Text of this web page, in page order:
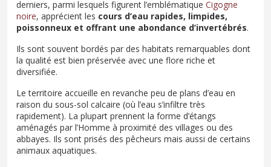
derniers, parmi lesquels figurent l’emblématique Cigogne
noire, apprécient les cours d’eau rapides, limpides,
poissonneux et offrant une abondance d’invertébrés.
Ils sont souvent bordés par des habitats remarquables dont
la qualité est bien préservée avec une flore riche et
diversifiée.
Le territoire accueille en revanche peu de plans d’eau en
raison du sous-sol calcaire (où l’eau s’infiltre très
rapidement). La plupart prennent la forme d’étangs
aménagés par l’Homme à proximité des villages ou des
abbayes. Ils sont prisés des pêcheurs mais aussi de certains
animaux aquatiques.